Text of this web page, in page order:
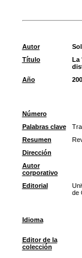
Autor
Título
La
Año
Número
Palabras clave
Resumen
Dirección
Autor
corporativo
Editorial
de
Idioma
Editor de la
colección